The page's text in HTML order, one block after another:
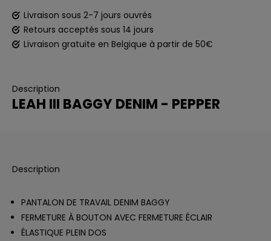
Livraison sous 2-7 jours ouvrés
Retours acceptés sous 14 jours
Livraison gratuite en Belgique à partir de 50€
Description
LEAH III BAGGY DENIM - PEPPER
Description
PANTALON DE TRAVAIL DENIM BAGGY
FERMETURE À BOUTON AVEC FERMETURE ÉCLAIR
ÉLASTIQUE PLEIN DOS